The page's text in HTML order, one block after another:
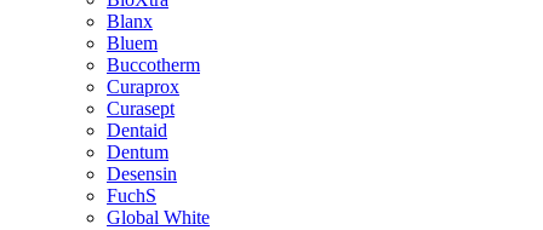
Blanx
Bluem
Buccotherm
Curaprox
Curasept
Dentaid
Dentum
Desensin
FuchS
Global White